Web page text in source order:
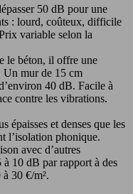
50 dB pour une
: lourd, coûteux, difficile
variable selon la
le béton, il offre une
Un mur de 15 cm
40 dB. Facile à
contre les vibrations.
épaisses et denses que les
l’isolation phonique.
avec d’autres
10 dB par rapport à des
30 €/m².